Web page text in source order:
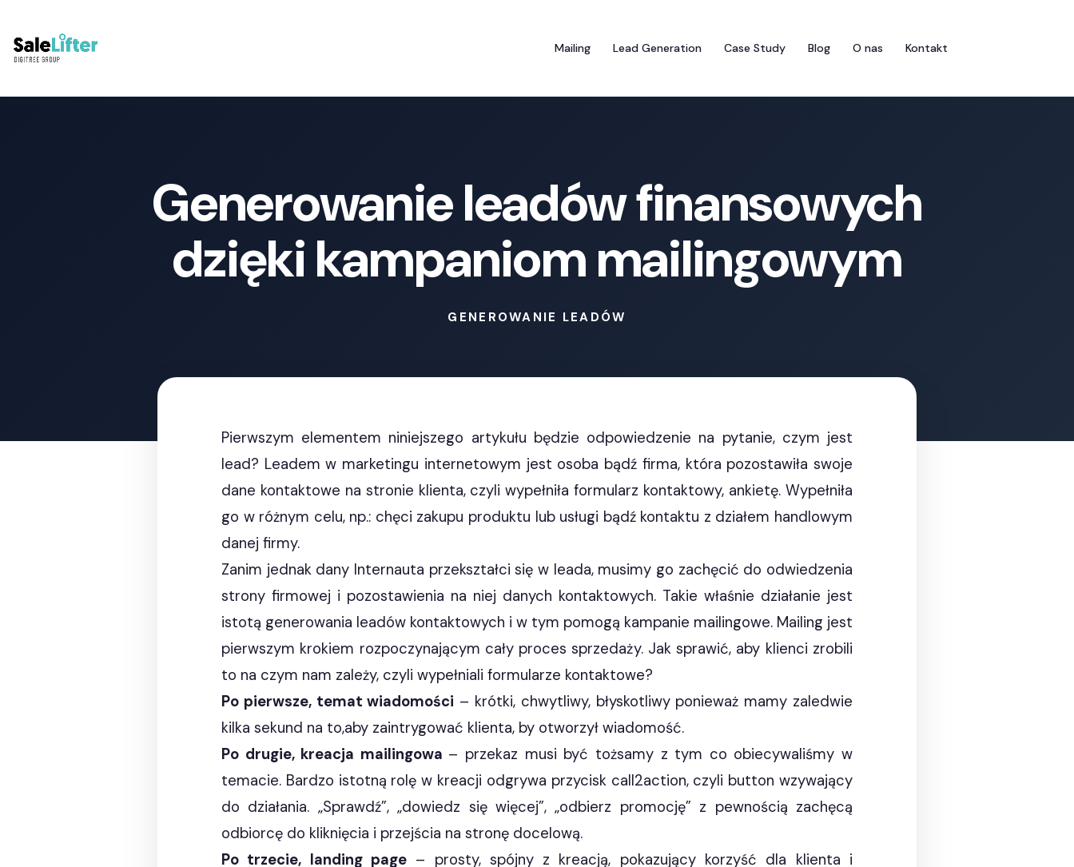
Mailing Lead Generation Case Study Blog O nas Kontakt
Generowanie leadów finansowych
dzięki kampaniom mailingowym
GENEROWANIE LEADÓW
Pierwszym elementem niniejszego artykułu będzie odpowiedzenie na pytanie, czym jest
lead? Leadem w marketingu internetowym jest osoba bądź firma, która pozostawiła swoje
dane kontaktowe na stronie klienta, czyli wypełniła formularz kontaktowy, ankietę. Wypełniła
go w różnym celu, np.: chęci zakupu produktu lub usługi bądź kontaktu z działem handlowym
danej firmy.
Zanim jednak dany Internauta przekształci się w leada, musimy go zachęcić do odwiedzenia
strony firmowej i pozostawienia na niej danych kontaktowych. Takie właśnie działanie jest
istotą generowania leadów kontaktowych i w tym pomogą kampanie mailingowe. Mailing jest
pierwszym krokiem rozpoczynającym cały proces sprzedaży. Jak sprawić, aby klienci zrobili
to na czym nam zależy, czyli wypełniali formularze kontaktowe?
Po pierwsze, temat wiadomości – krótki, chwytliwy, błyskotliwy ponieważ mamy zaledwie
kilka sekund na to,aby zaintrygować klienta, by otworzył wiadomość.
Po drugie, kreacja mailingowa – przekaz musi być tożsamy z tym co obiecywaliśmy w
temacie. Bardzo istotną rolę w kreacji odgrywa przycisk call2action, czyli button wzywający
do działania. „Sprawdź”, „dowiedz się więcej”, „odbierz promocję” z pewnością zachęcą
odbiorcę do kliknięcia i przejścia na stronę docelową.
Po trzecie, landing page– prosty, spójny z kreacją, pokazujący korzyść dla klienta i